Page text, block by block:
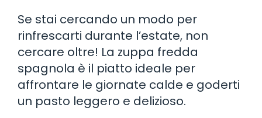
Se stai cercando un modo per
rinfrescarti durante l’estate, non
cercare oltre! La zuppa fredda
spagnola è il piatto ideale per
affrontare le giornate calde e goderti
un pasto leggero e delizioso.